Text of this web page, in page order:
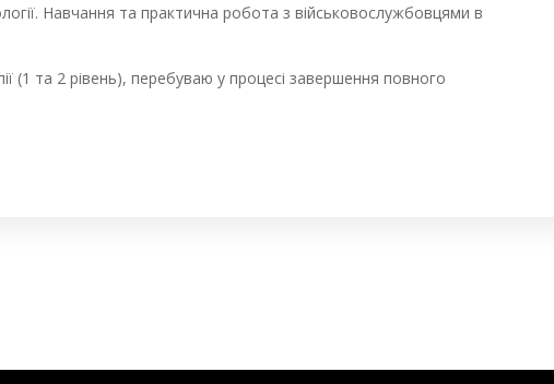
Навчання та практична робота з військовослужбовцями в
(1 та 2 рівень), перебуваю у процесі завершення повного